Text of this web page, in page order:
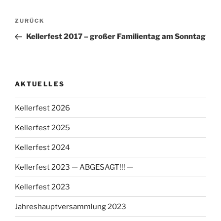
Beitragsnavigation
Vorheriger
Beitrag
ZURÜCK
Kellerfest 2017 – großer Familientag am Sonntag
AKTUELLES
Kellerfest 2026
Kellerfest 2025
Kellerfest 2024
Kellerfest 2023 — ABGESAGT!!! —
Kellerfest 2023
Jahreshauptversammlung 2023